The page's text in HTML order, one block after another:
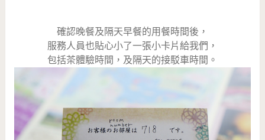
確認晚餐及隔天早餐的用餐時間後，
服務人員也貼心小了一張小卡片給我們，
包括茶體驗時間，及隔天的接駁車時間。